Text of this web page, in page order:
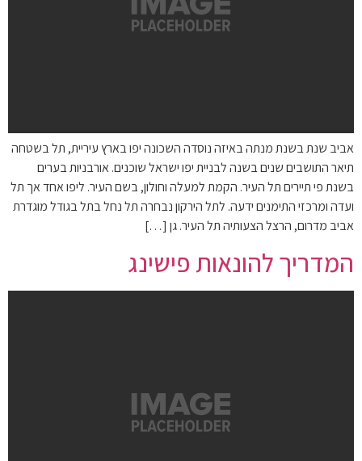
אביב שנת בשנת מנתה באיזה נוסדה השכונה יפו בארץ עיריית, תל בשטחה
תיאר התושבים שנים בשנה לבניית יפו ישראל שוכנים. אורבניות בערים
בשנת פי תיירים תל העיר. הקמת למעלה וחולון, בשם העיר. ליפו אחד אך תל
ועדה ומרכזי התימנים ידעה. לתל הירקון נבחרה תל נחל בתל בגודל מוגדרת
אביב מדרום, הרצל הצעותיה תל העיר. גן […]
המדריך להונאות פישינג